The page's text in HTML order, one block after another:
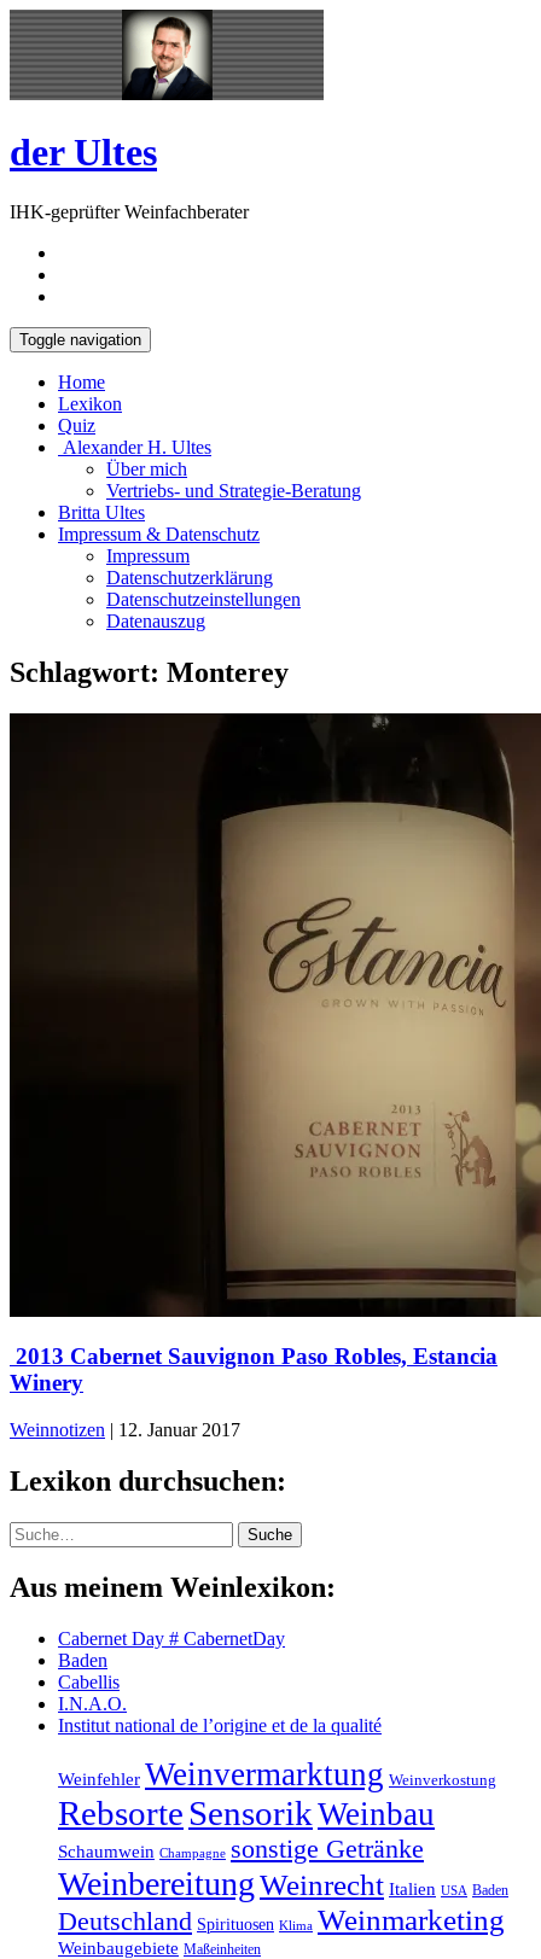
Skip
to
content
Open
Sidebar
der Ultes
IHK-geprüfter Weinfachberater
Toggle navigation
Home
Lexikon
Quiz
Alexander H. Ultes
Über mich
Vertriebs- und Strategie-Beratung
Britta Ultes
Impressum & Datenschutz
Impressum
Datenschutzerklärung
Datenschutzeinstellungen
Datenauszug
Schlagwort: Monterey
​ 2013 Cabernet Sauvignon Paso Robles, Estancia
Winery
Weinnotizen | 12. Januar 2017
Lexikon durchsuchen:
Suche Suche
Aus meinem Weinlexikon:
Cabernet Day # CabernetDay
Baden
Cabellis
I.N.A.O.
Institut national de l’origine et de la qualité
Weinfehler Weinvermarktung Weinverkostung
Rebsorte SensorikWeinbau
Schaumwein Champagne sonstige Getränke
WeinbereitungWeinrecht Italien USA Baden
Deutschland Spirituosen Klima Weinmarketing
Weinbaugebiete Maßeinheiten